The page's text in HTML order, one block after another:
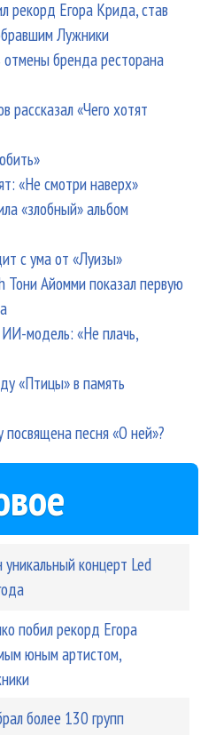
рекорд Егора Крида, став
Лужники
отмены бренда ресторана
рассказал «Чего хотят
«Не смотри наверх»
«злобный» альбом
с ума от «Луизы»
Тони Айомми показал первую
модель: «Не плачь,
«Птицы» в память
посвящена песня «О ней»?
концерт Led
побил рекорд Егора
юным артистом,
более 130 групп